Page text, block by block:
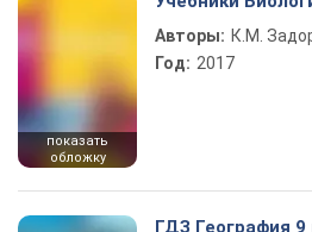
показать
обложку
Авторы: К.М.
Год: 2017
ГДЗ География 9